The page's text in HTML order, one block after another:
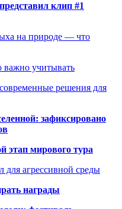
клип #1
на природе — что
важно учитывать
решения для
зафиксировано
этап мирового тура
агрессивной среды
награды